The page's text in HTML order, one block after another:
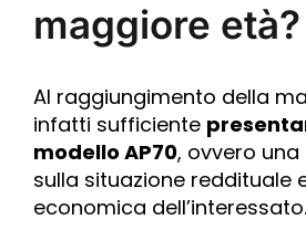
maggiore età?
Al raggiungimento della
infatti sufficiente
modello AP70, ovvero
sulla situazione reddituale
economica dell’interessato.